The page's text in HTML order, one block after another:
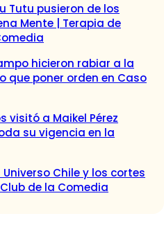
Tutu pusieron de los
Mente | Terapia de
hicieron rabiar a la
que poner orden en Caso
visitó a Maikel Pérez
su vigencia en la
Chile y los cortes
de la Comedia